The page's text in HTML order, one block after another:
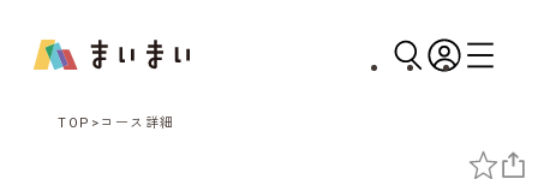
TOP コース詳細